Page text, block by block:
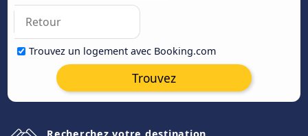
Trouvez un logement avec Booking.com
Trouvez